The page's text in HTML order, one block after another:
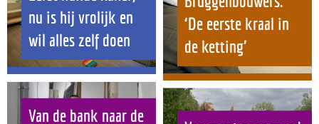
nu is hij vrolijk en
wil alles zelf doen
‘De eerste kraal in
de ketting’
Van de bank naar de